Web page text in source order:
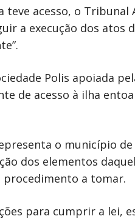
teve acesso, o
a execução dos
Polis apoiada
de acesso à ilha
o município
dos elementos
procedimento a tomar.
para cumprir a lei,